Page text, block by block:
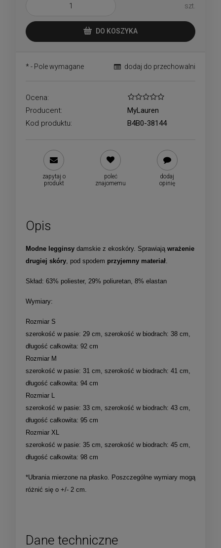
szt.
DO KOSZYKA
dodaj do przechowalni
* - Pole wymagane
Ocena:
Producent:
MyLauren
Kod produktu:
B4B0-38144
zapytaj o
produkt
poleć
znajomemu
dodaj
opinię
Opis
Modne legginsy damskie z ekoskóry. Sprawiają wrażenie
drugiej skóry , pod spodem przyjemny materiał
Skład: 63% poliester, 29% poliuretan, 8% elastan
Wymiary:
Rozmiar S
szerokość w pasie: 29 cm, szerokość w biodrach: 38 cm,
długość całkowita: 92 cm
Rozmiar M
szerokość w pasie: 31 cm, szerokość w biodrach: 41 cm,
długość całkowita: 94 cm
Rozmiar L
szerokość w pasie: 33 cm, szerokość w biodrach: 43 cm,
długość całkowita: 95 cm
Rozmiar XL
szerokość w pasie: 35 cm, szerokość w biodrach: 45 cm,
długość całkowita: 98 cm
*Ubrania mierzone na płasko. Poszczególne wymiary mogą
różnić się o +/- 2 cm.
Dane techniczne